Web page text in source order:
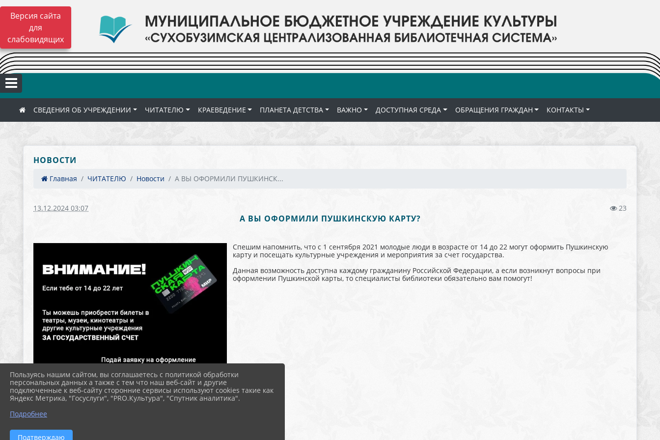
Версия сайта
для
слабовидящих
СВЕДЕНИЯ ОБ УЧРЕЖДЕНИИ ЧИТАТЕЛЮ КРАЕВЕДЕНИЕ ПЛАНЕТА ДЕТСТВА ВАЖНО ДОСТУПНАЯ СРЕДА ОБРАЩЕНИЯ ГРАЖДАН КОНТАКТЫ
НОВОСТИ
Главная ЧИТАТЕЛЮ Новости А ВЫ ОФОРМИЛИ ПУШКИНСК...
13.12.2024 03:07 23
А ВЫ ОФОРМИЛИ ПУШКИНСКУЮ КАРТУ?
Спешим напомнить, что с 1 сентября 2021 молодые люди в возрасте от 14 до 22 могут оформить Пушкинскую
карту и посещать культурные учреждения и мероприятия за счет государства.
Данная возможность доступна каждому гражданину Российской Федерации, а если возникнут вопросы при
оформлении Пушкинской карты, то специалисты библиотеки обязательно вам помогут!
Пользуясь нашим сайтом, вы соглашаетесь с политикой обработки
персональных данных а также с тем что наш веб-сайт и другие
подключенные к веб-сайту сторонние сервисы используют cookies такие как
Яндекс Метрика, "Госуслуги", "PRO.Культура", "Спутник аналитика".
Подробнее
Подтверждаю